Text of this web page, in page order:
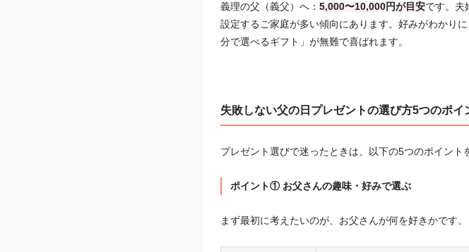
義理の父（義父）へ： 5,000〜10,000円が目安です。夫
設定するご家庭が多い傾向にあります。好みがわかり
分で選べるギフト」が無難で喜ばれます。
失敗しない父の日プレゼントの選び方5つのポイ
プレゼント選びで迷ったときは、以下の5つのポイント
ポイント① お父さんの趣味・好みで選ぶ
まず最初に考えたいのが、お父さんが何を好きかです。